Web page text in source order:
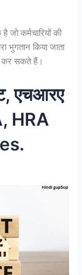
कर्मचारियों की
भुगतान किया जाता
कर सकते हैं।
एचआरए
HRA